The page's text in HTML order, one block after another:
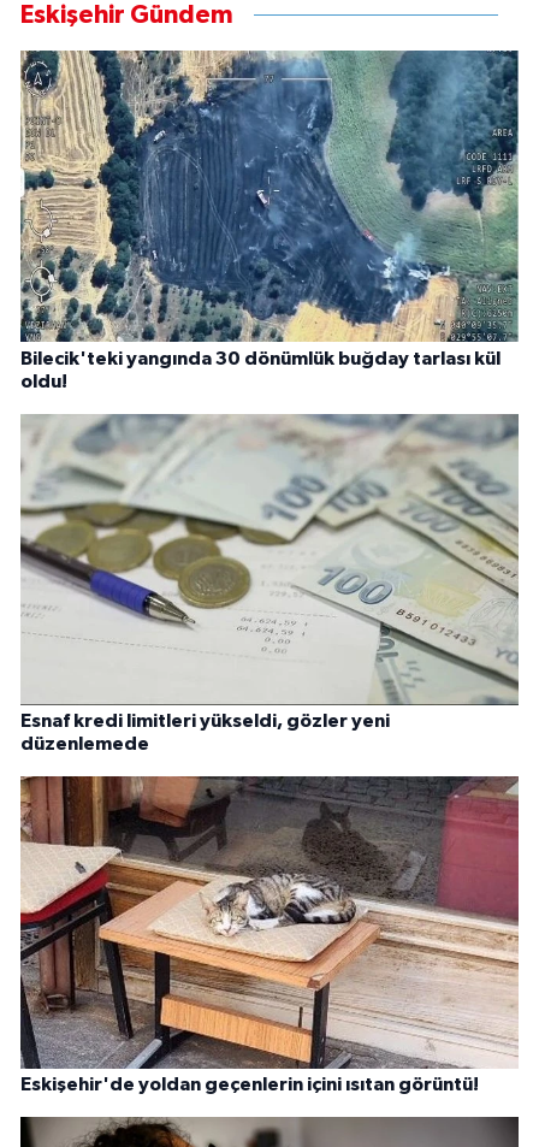
Eskişehir Gündem
Bilecik'teki yangında 30 dönümlük buğday tarlası kül
oldu!
Esnaf kredi limitleri yükseldi, gözler yeni
düzenlemede
Eskişehir'de yoldan geçenlerin içini ısıtan görüntü!